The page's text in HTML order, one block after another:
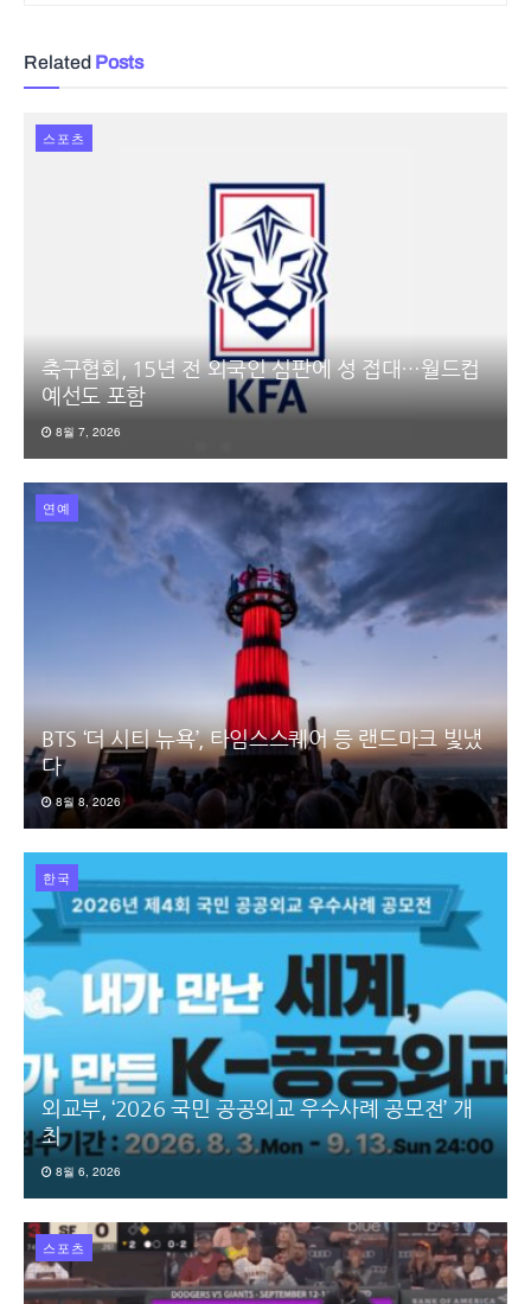
Related Posts
스포츠
축구협회, 15년 전 외국인 심판에 성 접대…월드컵
예선도 포함
8월 7, 2026
연예
BTS ‘더 시티 뉴욕’, 타임스스퀘어 등 랜드마크 빛냈
다
8월 8, 2026
한국
외교부, ‘2026 국민 공공외교 우수사례 공모전’ 개
최
8월 6, 2026
스포츠